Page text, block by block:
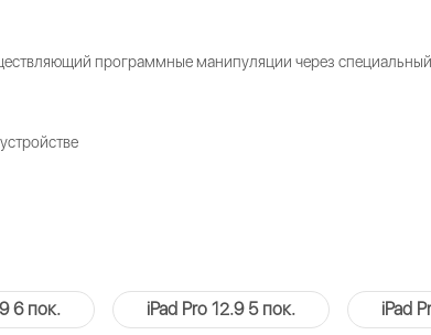
программные манипуляции через
6 пок. iPad Pro 12.9 5 пок. iPad